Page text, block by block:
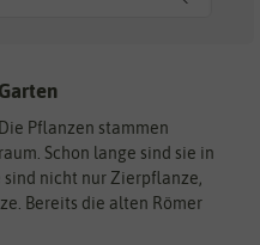
Pflanzen stammen
Schon lange sind sie in
sind nicht nur Zierpflanze,
Bereits die alten Römer